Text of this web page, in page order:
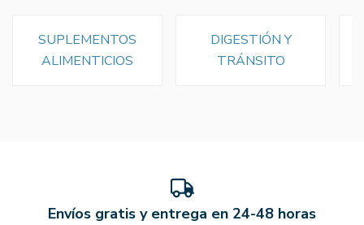
SUPLEMENTOS
ALIMENTICIOS
DIGESTIÓN Y
TRÁNSITO
Envíos gratis y entrega en 24-48 horas